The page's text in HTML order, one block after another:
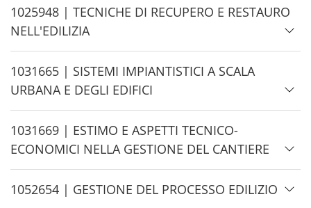
d
e
H
i
d
e
1025948 | TECNICHE DI RECUPERO E RESTAURO
NELL'EDILIZIA
H
i
d
e
1031665 | SISTEMI IMPIANTISTICI A SCALA
URBANA E DEGLI EDIFICI
H
i
d
e
1031669 | ESTIMO E ASPETTI TECNICO-
ECONOMICI NELLA GESTIONE DEL CANTIERE
H
1052654 | GESTIONE DEL PROCESSO EDILIZIO